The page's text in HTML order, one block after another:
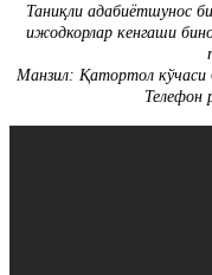
Таниқли адабиётшунос
ижодкорлар кенгаши
Манзил: Қатортол
Телефон